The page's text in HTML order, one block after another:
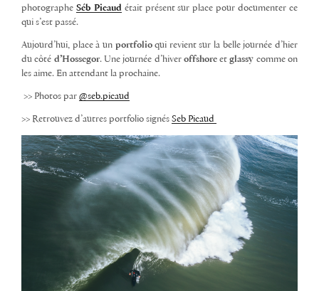
photographe Séb Picaudétait présent sur place pour documenter ce
qui s’est passé.
Aujourd’hui, place à un portfolioqui revient sur la belle journée d’hier
du côté d’Hossegor. Une journée d’hiver offshoreetglassy comme on
les aime. En attendant la prochaine.
>> Photos par @seb.picaud
>> Retrouvez d’autres portfolio signés Seb Picaud